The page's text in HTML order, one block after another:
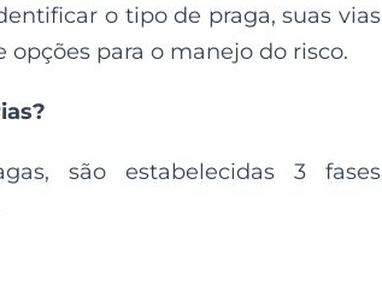
o tipo de praga, suas vias
opções para o manejo do risco.
são estabelecidas 3 fases